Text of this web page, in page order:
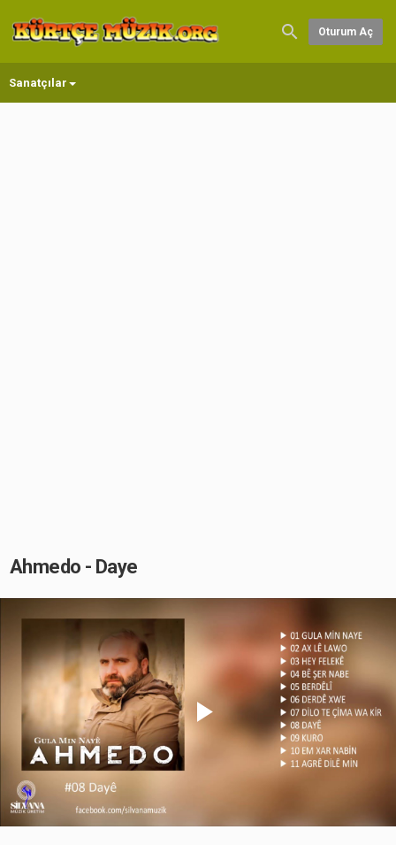
Oturum Aç
Sanatçılar
Ahmedo - Daye
Play
Video